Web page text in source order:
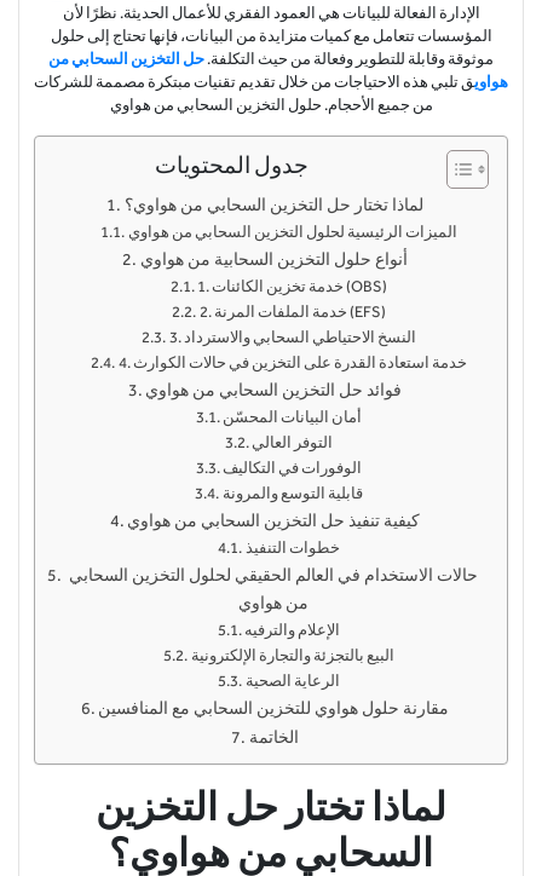
الإدارة الفعالة للبيانات هي العمود الفقري للأعمال الحديثة. نظرًا لأن
المؤسسات تتعامل مع كميات متزايدة من البيانات، فإنها تحتاج إلى حلول
موثوقة وقابلة للتطوير وفعالة من حيث التكلفة. حل التخزين السحابي من
هواويق تلبي هذه الاحتياجات من خلال تقديم تقنيات مبتكرة مصممة للشركات
من جميع الأحجام. حلول التخزين السحابي من هواوي
جدول المحتويات
لماذا تختار حل التخزين السحابي من هواوي؟
الميزات الرئيسية لحلول التخزين السحابي من هواوي
أنواع حلول التخزين السحابية من هواوي
1. خدمة تخزين الكائنات (OBS)
2. خدمة الملفات المرنة (EFS)
3. النسخ الاحتياطي السحابي والاسترداد
4. خدمة استعادة القدرة على التخزين في حالات الكوارث
فوائد حل التخزين السحابي من هواوي
أمان البيانات المحسّن
التوفر العالي
الوفورات في التكاليف
قابلية التوسع والمرونة
كيفية تنفيذ حل التخزين السحابي من هواوي
خطوات التنفيذ
حالات الاستخدام في العالم الحقيقي لحلول التخزين السحابي
من هواوي
الإعلام والترفيه
البيع بالتجزئة والتجارة الإلكترونية
الرعاية الصحية
مقارنة حلول هواوي للتخزين السحابي مع المنافسين
الخاتمة
لماذا تختار حل التخزين
السحابي من هواوي؟